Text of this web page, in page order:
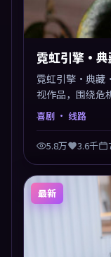
霓虹引擎·
霓虹引擎·典藏
视作品，围绕危
凑，值得推荐观
喜剧 · 线路
5.8万 3.6千
最新